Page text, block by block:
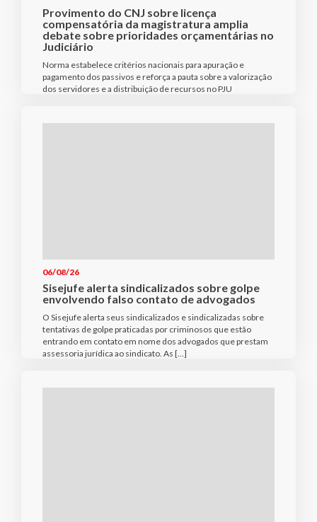
Provimento do CNJ sobre licença
compensatória da magistratura amplia
debate sobre prioridades orçamentárias no
Judiciário
Norma estabelece critérios nacionais para apuração e
pagamento dos passivos e reforça a pauta sobre a valorização
dos servidores e a distribuição de recursos no PJU
06/08/26
Sisejufe alerta sindicalizados sobre golpe
envolvendo falso contato de advogados
O Sisejufe alerta seus sindicalizados e sindicalizadas sobre
tentativas de golpe praticadas por criminosos que estão
entrando em contato em nome dos advogados que prestam
assessoria jurídica ao sindicato. As […]